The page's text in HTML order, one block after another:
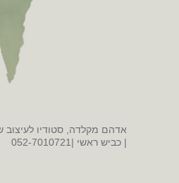
אדהם מקלדה, סטודיו לעיצוב
| כביש ראשי |052-7010721